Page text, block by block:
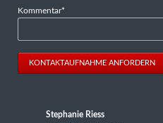
Pflichtfeld
Kommentar*
KONTAKTAUFNAHME ANFORDERN
Stephanie Riess